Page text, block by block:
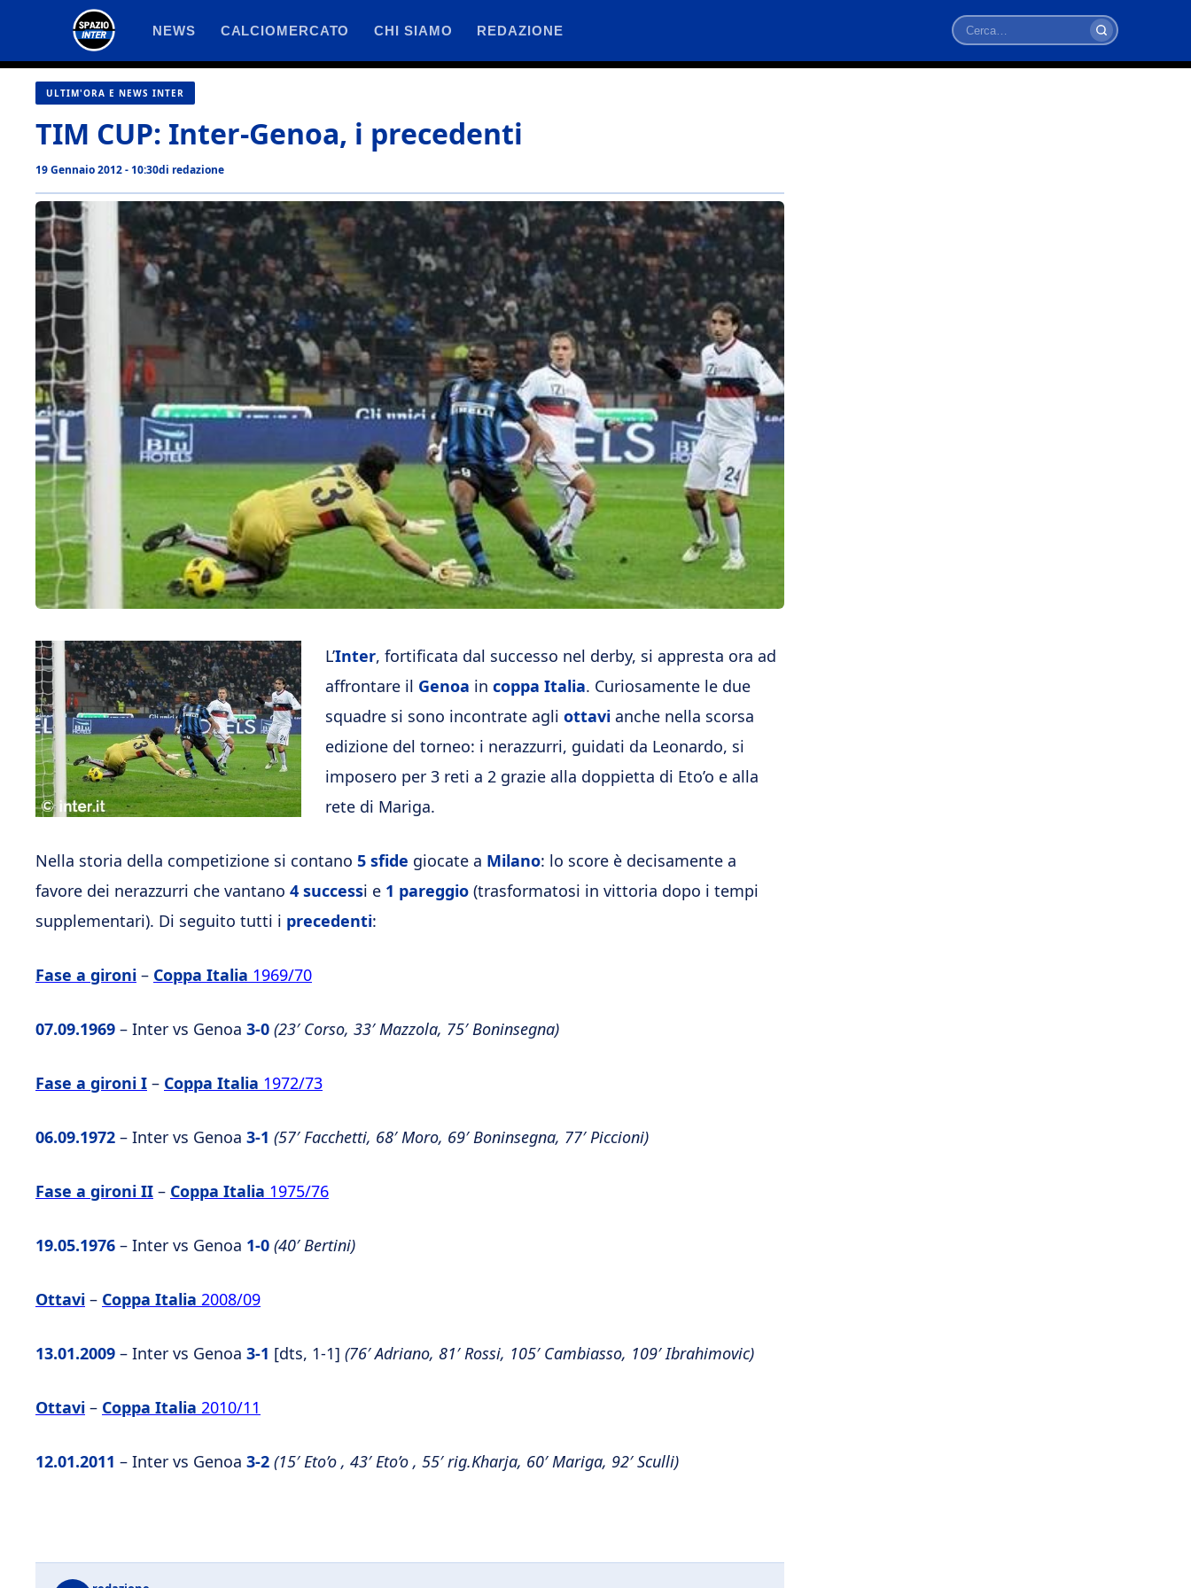
contenuto
NEWS CALCIOMERCATO CHI SIAMO REDAZIONE
Cerca
ULTIM'ORA E NEWS INTER
TIM CUP: Inter-Genoa, i precedenti
19 Gennaio 2012 - 10:30di redazione
L’Inter, fortificata dal successo nel derby, si appresta ora ad
affrontare il Genoa in coppa Italia. Curiosamente le due
squadre si sono incontrate agli ottavi anche nella scorsa
edizione del torneo: i nerazzurri, guidati da Leonardo, si
imposero per 3 reti a 2 grazie alla doppietta di Eto’o e alla
rete di Mariga.
Nella storia della competizione si contano 5 sfide giocate a Milano: lo score è decisamente a
favore dei nerazzurri che vantano 4 successi e 1 pareggio (trasformatosi in vittoria dopo i tempi
supplementari). Di seguito tutti i precedenti:
Fase a gironi – Coppa Italia 1969/70
07.09.1969 – Inter vs Genoa 3-0 (23′ Corso, 33′ Mazzola, 75′ Boninsegna)
Fase a gironi I – Coppa Italia 1972/73
06.09.1972 – Inter vs Genoa 3-1 (57′ Facchetti, 68′ Moro, 69′ Boninsegna, 77′ Piccioni)
Fase a gironi II – Coppa Italia 1975/76
19.05.1976 – Inter vs Genoa 1-0 (40′ Bertini)
Ottavi – Coppa Italia 2008/09
13.01.2009 – Inter vs Genoa 3-1 [dts, 1-1] (76′ Adriano, 81′ Rossi, 105′ Cambiasso, 109′ Ibrahimovic)
Ottavi – Coppa Italia 2010/11
12.01.2011 – Inter vs Genoa 3-2 (15′ Eto’o , 43′ Eto’o , 55′ rig.Kharja, 60′ Mariga, 92′ Sculli)